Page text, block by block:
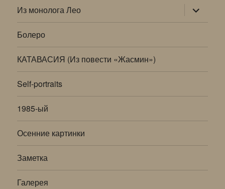
Из монолога Лео раскрыть
дочернее
меню
Болеро
КАТАВАСИЯ (Из повести «Жасмин»)
Self-portraits
1985-ый
Осенние картинки
Заметка
Галерея